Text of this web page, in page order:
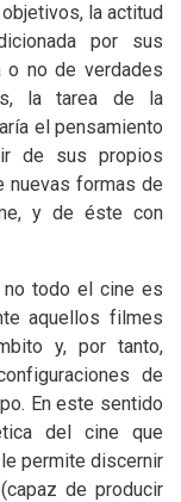
la actitud
por sus
o no de verdades
la tarea de la
el pensamiento
de sus propios
nuevas formas de
y de éste con
no todo el cine es
aquellos filmes
y, por tanto,
de
En este sentido
del cine que
permite discernir
de producir